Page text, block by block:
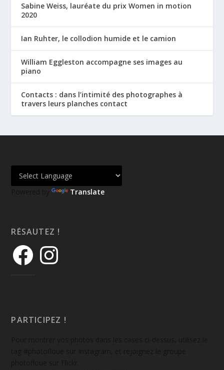
Sabine Weiss, lauréate du prix Women in motion
2020
Ian Ruhter, le collodion humide et le camion
William Eggleston accompagne ses images au
piano
Contacts : dans l’intimité des photographes à
travers leurs planches contact
Powered by Translate
RÉSAUTEZ !
PARTICIPEZ !